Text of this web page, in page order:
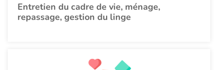
Entretien du cadre de vie, ménage,
repassage, gestion du linge